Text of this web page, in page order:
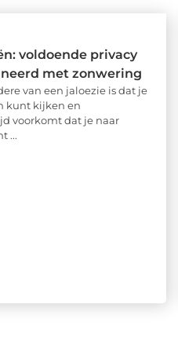
voldoende privacy
met zonwering
van een jaloezie is dat je
kunt kijken en
voorkomt dat je naar
...